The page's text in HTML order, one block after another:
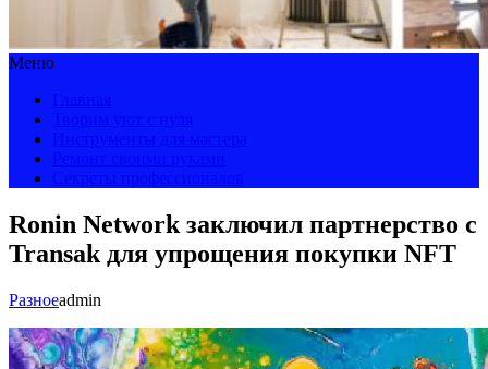
Меню
Ronin Network заключил партнерство с
Transak для упрощения покупки NFT
Разноеadmin